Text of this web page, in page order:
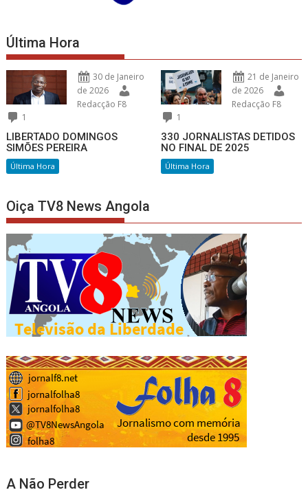
Última Hora
30 de Janeiro
de 2026
Redacção F8
1
LIBERTADO DOMINGOS
SIMÕES PEREIRA
Última Hora
21 de Janeiro
de 2026
Redacção F8
1
330 JORNALISTAS DETIDOS
NO FINAL DE 2025
Última Hora
Oiça TV8 News Angola
A Não Perder